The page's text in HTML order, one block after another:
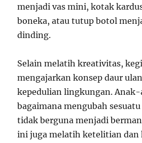
menjadi vas mini, kotak
boneka, atau tutup botol
dinding.
Selain melatih kreativitas,
mengajarkan konsep daur
kepedulian lingkungan. Anak-
bagaimana mengubah
tidak berguna menjadi
ini juga melatih ketelitian dan